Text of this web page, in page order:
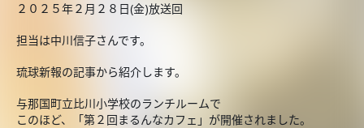
２０２５年２月２８日(金)放送回
担当は中川信子さんです。
琉球新報の記事から紹介します。
与那国町立比川小学校のランチルームで
このほど、「第２回まるんなカフェ」が開催されました。